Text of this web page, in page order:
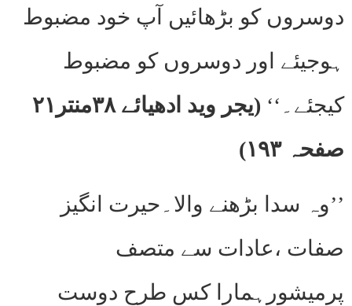
دوسروں کو بڑھائیں آپ خود مضبوط
ہوجیئے اور دوسروں کو مضبوط
کیجئے۔‘‘
(یجر وید ادھیائے ۳۸منتر۲۱
صفحہ ۱۹۳)
’’وہ سدا بڑھنے والا۔حیرت انگیز
صفات ،عادات سے متصف
پرمیشورہمارا کس طرح دوست